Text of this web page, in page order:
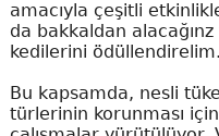
amacıyla çeşitli
da bakkaldan
kedilerini ödüllendirelim.
Bu kapsamda, nesli
türlerinin korunması